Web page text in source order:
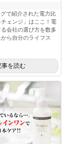
で紹介された電力比
ェンジ」はここ！電
会社の選び方を数多
ら自分のライフス
事を読む